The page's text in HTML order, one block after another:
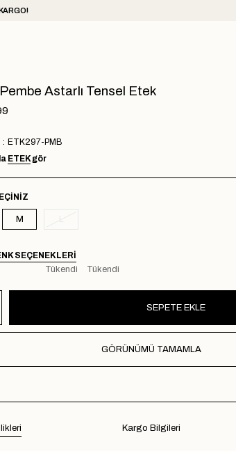
Astarlı Tensel Etek
ETK297-PMB
ETEKgör
M
SEÇENEKLERI
Tükendi Tükendi
GÖRÜNÜMÜ TAMAMLA
Kargo Bilgileri